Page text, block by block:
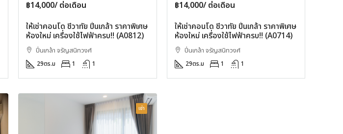
฿14,000/ ต่อเดือน
ให้เช่าคอนโด ชีวาทัย ปิ่นเกล้า ราคาพิเศษ
ห้องใหม่ เครื่องใช้ไฟฟ้าครบ!! (A0812)
ปิ่นเกล้า จรัญสนิทวงศ์
29ตร.ม 1 1
฿14,000/ ต่อเดือน
ให้เช่าคอนโด ชีวาทัย ปิ่นเกล้า ราคาพิเศษ
ห้องใหม่ เครื่องใช้ไฟฟ้าครบ!! (A0714)
ปิ่นเกล้า จรัญสนิทวงศ์
29ตร.ม 1 1
เช่า